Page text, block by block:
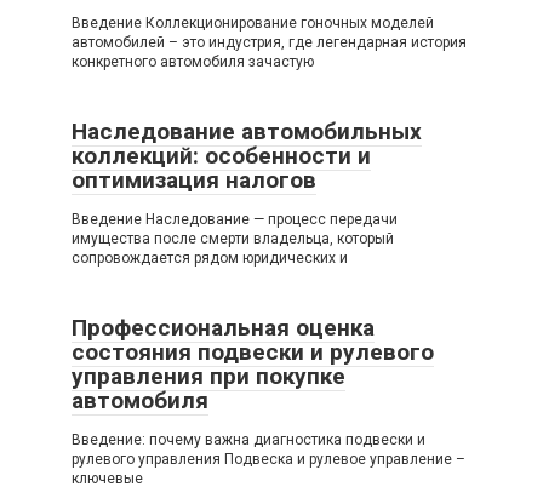
Введение Коллекционирование гоночных моделей
автомобилей – это индустрия, где легендарная история
конкретного автомобиля зачастую
Наследование автомобильных
коллекций: особенности и
оптимизация налогов
Введение Наследование — процесс передачи
имущества после смерти владельца, который
сопровождается рядом юридических и
Профессиональная оценка
состояния подвески и рулевого
управления при покупке
автомобиля
Введение: почему важна диагностика подвески и
рулевого управления Подвеска и рулевое управление –
ключевые